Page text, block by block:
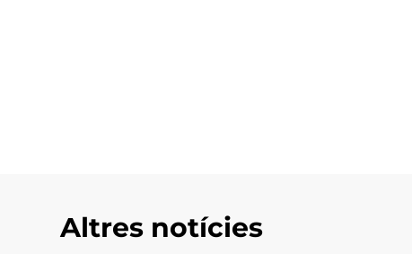
Altres notícies